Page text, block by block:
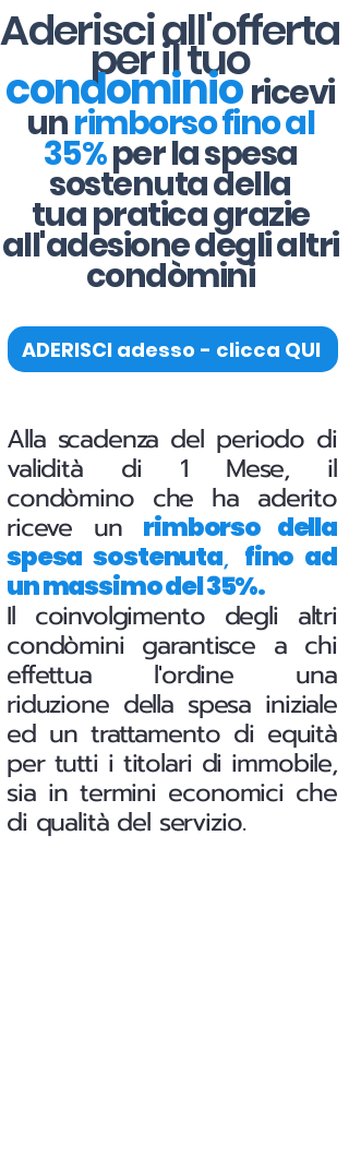
Aderisci all'offerta
per il tuo
condominioricevi
unrimborso fino al
35%per la spesa
sostenuta della
tua pratica grazie
all'adesione degli altri
condòmini
ADERISCI adesso - clicca QUI
Alla scadenza del periodo di
validità di 1 Mese, il
condòmino che ha aderito
riceve un rimborso della
spesa sostenuta, fino ad
un massimo del 35%.
Il coinvolgimento degli altri
condòmini garantisce a chi
effettua l'ordine una
riduzione della spesa iniziale
ed un trattamento di equità
per tutti i titolari di immobile,
sia in termini economici che
di qualità del servizio.